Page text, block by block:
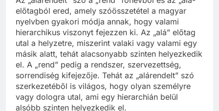
Az „alárendelt” szó a „rend” főnévből és az „alá-”
előtagból ered, amely szóösszetétel a magyar
nyelvben gyakori módja annak, hogy valami
hierarchikus viszonyt fejezzen ki. Az „alá” előtag
utal a helyzetre, miszerint valaki vagy valami egy
másik alatt, tehát alacsonyabb szinten helyezkedik
el. A „rend” pedig a rendszer, szervezettség,
sorrendiség kifejezője. Tehát az „alárendelt” szó
szerkezetéből is világos, hogy olyan személyre
vagy dologra utal, ami egy hierarchián belül